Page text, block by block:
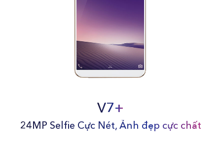
V7+
24MP Selfie Cực Nét, Ảnh đẹp cực chất